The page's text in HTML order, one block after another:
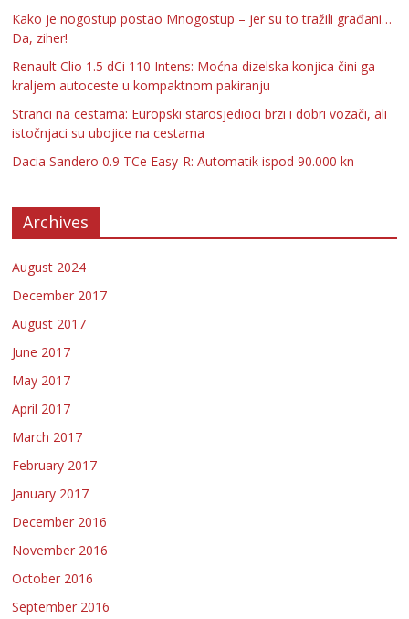
Kako je nogostup postao Mnogostup – jer su to tražili građani…
Da, ziher!
Renault Clio 1.5 dCi 110 Intens: Moćna dizelska konjica čini ga
kraljem autoceste u kompaktnom pakiranju
Stranci na cestama: Europski starosjedioci brzi i dobri vozači, ali
istočnjaci su ubojice na cestama
Dacia Sandero 0.9 TCe Easy-R: Automatik ispod 90.000 kn
Archives
August 2024
December 2017
August 2017
June 2017
May 2017
April 2017
March 2017
February 2017
January 2017
December 2016
November 2016
October 2016
September 2016